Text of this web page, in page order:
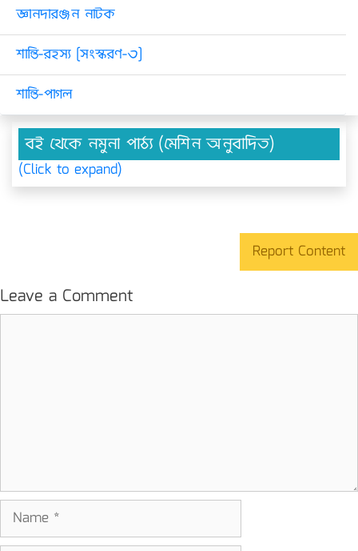
জ্ঞানদারঞ্জন নাটক
শান্তি-রহস্য [সংস্করণ-৩]
শান্তি-পাগল
বই থেকে নমুনা পাঠ্য (মেশিন অনুবাদিত)
(Click to expand)
Report Content
Leave a Comment
Name